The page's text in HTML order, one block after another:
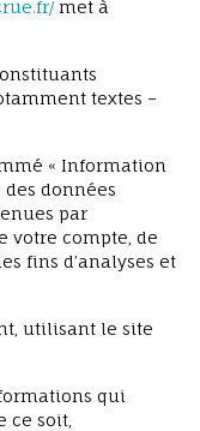
met à
textes –
« Information
des données
par
votre compte, de
fins d’analyses et
utilisant le site
qui
ce soit,